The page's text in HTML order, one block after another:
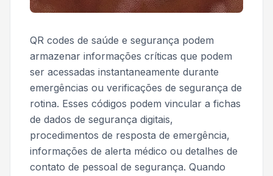
QR codes de saúde e segurança podem
armazenar informações críticas que podem
ser acessadas instantaneamente durante
emergências ou verificações de segurança de
rotina. Esses códigos podem vincular a fichas
de dados de segurança digitais,
procedimentos de resposta de emergência,
informações de alerta médico ou detalhes de
contato de pessoal de segurança. Quando